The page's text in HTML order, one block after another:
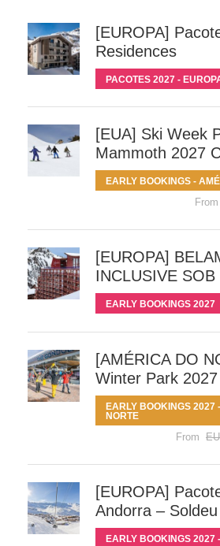
[EUROPA]
Residences
PACOTES 2027 -
[EUA] Ski Week
Mammoth 2027
EARLY BOOKINGS -
From
[EUROPA]
INCLUSIVE
EARLY BOOKINGS 2027
[AMÉRICA DO
Winter Park 2027
EARLY BOOKINGS 2027
NORTE
From
[EUROPA]
Andorra – Soldeu
EARLY BOOKINGS 2027